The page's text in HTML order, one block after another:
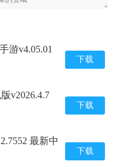
游v4.05.01
下载
v2026.4.7
下载
最新中
下载